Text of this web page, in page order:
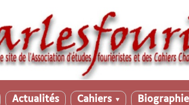
Actualités Cahiers ▼